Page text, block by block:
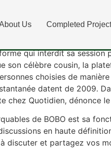
Us Completed
Un
qui interdit sa
son célèbre cousin, la
choisies de
datent de 2009.
chez Quotidien, dénonce
de BOBO est sa
en haute
discuter et partagez vos